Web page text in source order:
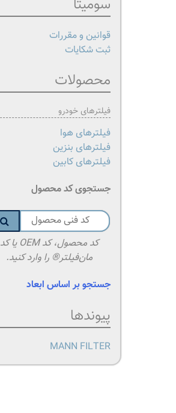
سومیتا
قوانین و مقررات
ثبت شکایات
محصولات
فیلترهای خودرو
فیلترهای هوا
فیلترهای بنزین
فیلترهای کابین
جستجوی کد محصول
کد محصول، کد OEM یا کد
مان‌فیلتر® را وارد کنید.
جستجو بر اساس ابعاد
پیوندها
MANN FILTER